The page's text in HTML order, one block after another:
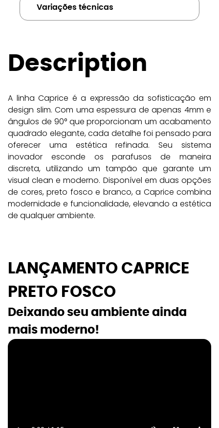
Variações técnicas
Description
A linha Caprice é a expressão da sofisticação em
design slim. Com uma espessura de apenas 4mm e
ângulos de 90° que proporcionam um acabamento
quadrado elegante, cada detalhe foi pensado para
oferecer uma estética refinada. Seu sistema
inovador esconde os parafusos de maneira
discreta, utilizando um tampão que garante um
visual clean e moderno. Disponível em duas opções
de cores, preto fosco e branco, a Caprice combina
modernidade e funcionalidade, elevando a estética
de qualquer ambiente.
LANÇAMENTO CAPRICE
PRETO FOSCO
Deixando seu ambiente ainda
mais moderno!